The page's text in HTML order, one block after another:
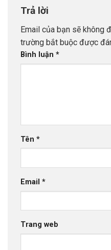
Trả lời
Email của bạn sẽ không
trường bắt buộc được
Bình luận *
Tên *
Email *
Trang web